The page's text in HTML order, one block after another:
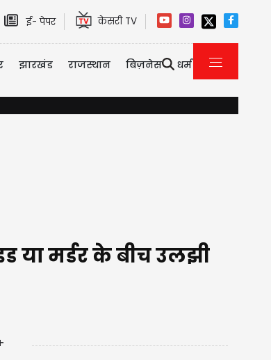
ई- पेपर केसरी TV
झारखंड राजस्थान बिज़नेस धर्म
मर्डर के बीच उलझी